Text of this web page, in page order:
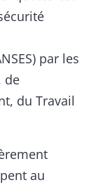
par les
de
du Travail
au